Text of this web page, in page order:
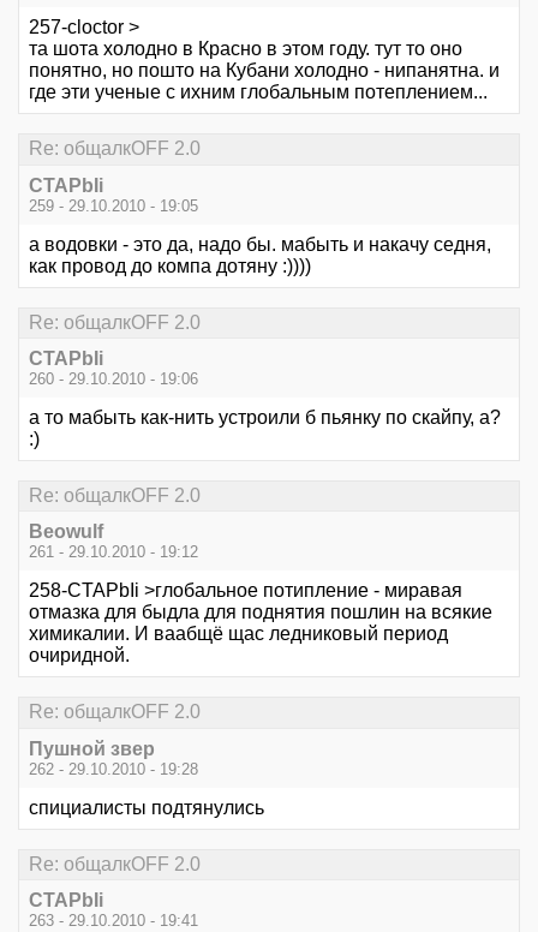
257-cloctor >
та шота холодно в Красно в этом году. тут то оно
понятно, но пошто на Кубани холодно - нипанятна. и
где эти ученые с ихним глобальным потеплением...
Re: общалкOFF 2.0
CTAPbIi
259 - 29.10.2010 - 19:05
а водовки - это да, надо бы. мабыть и накачу седня,
как провод до компа дотяну :))))
Re: общалкOFF 2.0
CTAPbIi
260 - 29.10.2010 - 19:06
а то мабыть как-нить устроили б пьянку по скайпу, а?
:)
Re: общалкOFF 2.0
Beowulf
261 - 29.10.2010 - 19:12
258-CTAPbIi >глобальное потипление - миравая
отмазка для быдла для поднятия пошлин на всякие
химикалии. И ваабщё щас ледниковый период
очиридной.
Re: общалкOFF 2.0
Пушной звер
262 - 29.10.2010 - 19:28
спициалисты подтянулись
Re: общалкOFF 2.0
CTAPbIi
263 - 29.10.2010 - 19:41